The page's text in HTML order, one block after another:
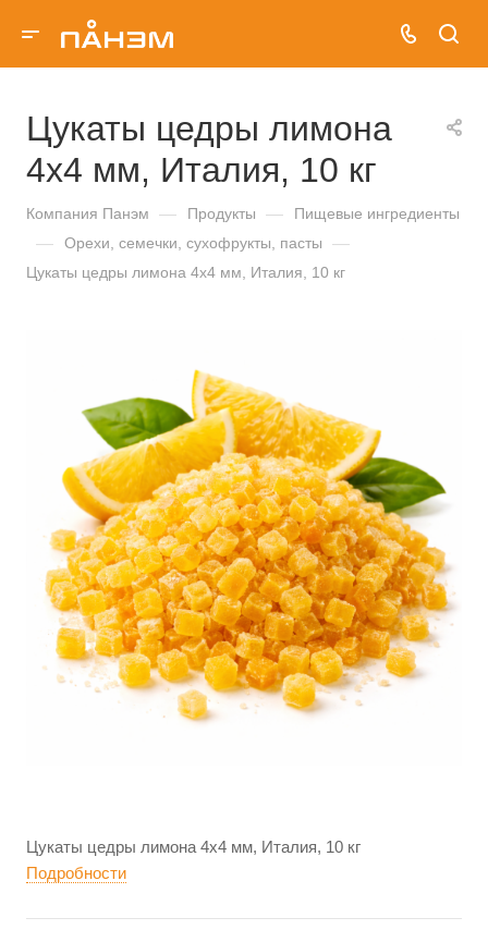
Цукаты цедры лимона
4х4 мм, Италия, 10 кг
Компания Панэм — Продукты — Пищевые ингредиенты
— Орехи, семечки, сухофрукты, пасты —
Цукаты цедры лимона 4х4 мм, Италия, 10 кг
Цукаты цедры лимона 4х4 мм, Италия, 10 кг
Подробности